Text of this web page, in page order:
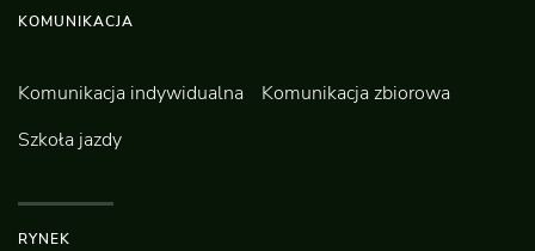
KOMUNIKACJA
Komunikacja indywidualna
Komunikacja zbiorowa
Szkoła jazdy
RYNEK